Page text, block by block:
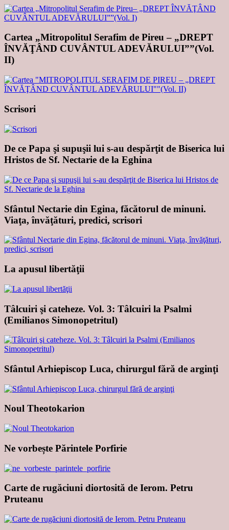
Cartea „Mitropolitul Serafim de Pireu – „DREPT
ÎNVĂŢÂND CUVÂNTUL ADEVĂRULUI””(Vol.
II)
Scrisori
De ce Papa şi supuşii lui s-au despărţit de Biserica lui
Hristos de Sf. Nectarie de la Eghina
Sfântul Nectarie din Egina, făcătorul de minuni.
Viaţa, învăţături, predici, scrisori
La apusul libertăţii
Tâlcuiri şi cateheze. Vol. 3: Tâlcuiri la Psalmi
(Emilianos Simonopetritul)
Sfântul Arhiepiscop Luca, chirurgul fără de arginţi
Noul Theotokarion
Ne vorbește Părintele Porfirie
Carte de rugăciuni diortosită de Ierom. Petru
Pruteanu